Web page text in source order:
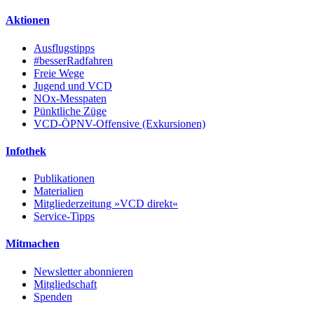
Aktionen
Ausflugstipps
#besserRadfahren
Freie Wege
Jugend und VCD
NOx-Messpaten
Pünktliche Züge
VCD-ÖPNV-Offensive (Exkursionen)
Infothek
Publikationen
Materialien
Mitgliederzeitung »VCD direkt«
Service-Tipps
Mitmachen
Newsletter abonnieren
Mitgliedschaft
Spenden